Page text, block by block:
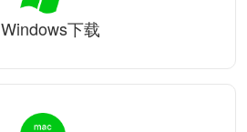
Windows下载